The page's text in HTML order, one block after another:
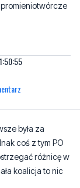
była za
coś z tym PO
różnicę w
koalicja to nic